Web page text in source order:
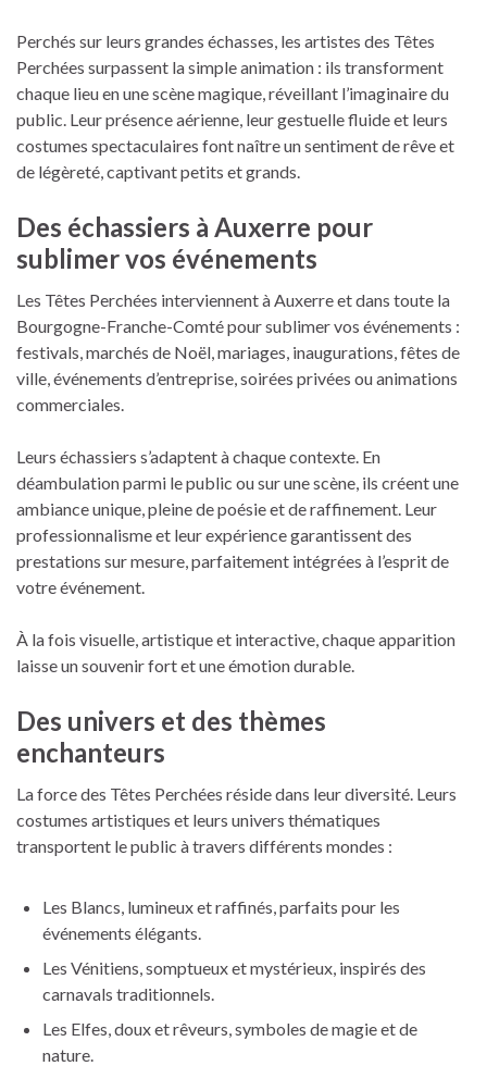
Perchés sur leurs grandes échasses, les artistes des Têtes
Perchées surpassent la simple animation : ils transforment
chaque lieu en une scène magique, réveillant l’imaginaire du
public. Leur présence aérienne, leur gestuelle fluide et leurs
costumes spectaculaires font naître un sentiment de rêve et
de légèreté, captivant petits et grands.
Des échassiers à Auxerre pour
sublimer vos événements
Les Têtes Perchées interviennent à Auxerre et dans toute la
Bourgogne-Franche-Comté pour sublimer vos événements :
festivals, marchés de Noël, mariages, inaugurations, fêtes de
ville, événements d’entreprise, soirées privées ou animations
commerciales.
Leurs échassiers s’adaptent à chaque contexte. En
déambulation parmi le public ou sur une scène, ils créent une
ambiance unique, pleine de poésie et de raffinement. Leur
professionnalisme et leur expérience garantissent des
prestations sur mesure, parfaitement intégrées à l’esprit de
votre événement.
À la fois visuelle, artistique et interactive, chaque apparition
laisse un souvenir fort et une émotion durable.
Des univers et des thèmes
enchanteurs
La force des Têtes Perchées réside dans leur diversité. Leurs
costumes artistiques et leurs univers thématiques
transportent le public à travers différents mondes :
Les Blancs, lumineux et raffinés, parfaits pour les
événements élégants.
Les Vénitiens, somptueux et mystérieux, inspirés des
carnavals traditionnels.
Les Elfes, doux et rêveurs, symboles de magie et de
nature.